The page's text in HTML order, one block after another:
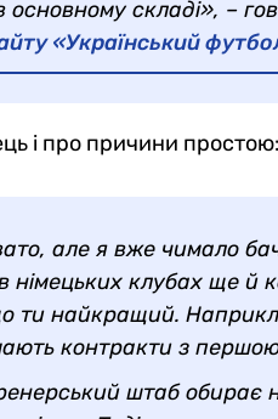
складі», –
«Український
і про причини простою:
але я вже чимало
німецьких клубах ще й
ти найкращий.
контракти з
штаб обирає